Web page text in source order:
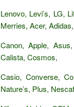
Lenovo, Levi’s, LG,
Merries, Acer,
Canon, Apple,
Calista, Cosmos,
Casio, Converse,
Nature’s, Plus,